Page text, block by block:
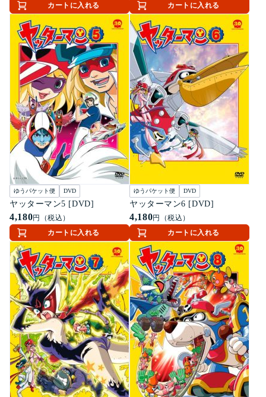
カートに入れる
カートに入れる
ゆうパケット便 DVD
ヤッターマン5 [DVD]
4,180円（税込）
カートに入れる
ゆうパケット便 DVD
ヤッターマン6 [DVD]
4,180円（税込）
カートに入れる